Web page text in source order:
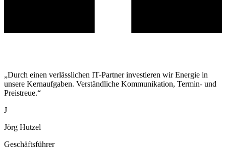
„Durch einen verlässlichen IT-Partner investieren wir Energie in
unsere Kernaufgaben. Verständliche Kommunikation, Termin- und
Preistreue.“
J
Jörg Hutzel
Geschäftsführer